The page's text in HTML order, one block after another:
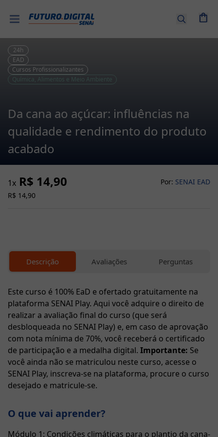
Cadastre-
se
Cursos
por
EAD
Cursos
Profissionalizantes
Pós-
Graduação
Blog
Escolha
seu
conosco
24h
EAD
Cursos Profissionalizantes
Química, Alimentos e Meio Ambiente
Da cana ao açúcar: influências na
qualidade e rendimento do produto
acabado
1x R$ 14,90
R$ 14,90
Por: SENAI EAD
Descrição Avaliações Perguntas
Este curso é 100% EaD e ofertado gratuitamente na
plataforma SENAI Play. Aqui você adquire o direito de
realizar a avaliação final do curso (que será
desbloqueada no SENAI Play) e, em caso de aprovação
com nota mínima de 70%, você receberá o certificado
de participação e a medalha digital. Importante: Se
você ainda não se matriculou neste curso, acesse o
SENAI Play, inscreva-se na plataforma, procure o curso
desejado e matricule-se.
O que vai aprender?
Módulo 1: Condições climáticas para o plantio da cana-